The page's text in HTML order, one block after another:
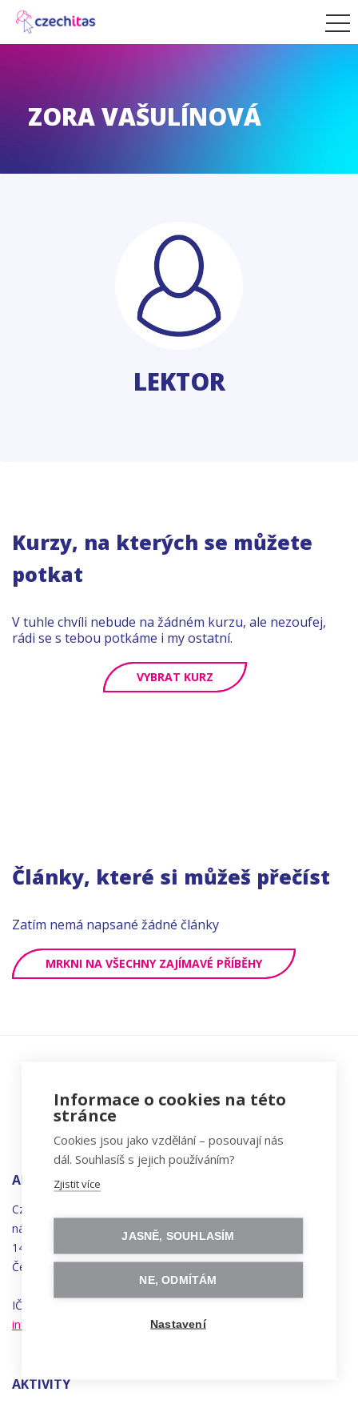
ZORA VAŠULÍNOVÁ
LEKTOR
Kurzy, na kterých se můžete
potkat
V tuhle chvíli nebude na žádném kurzu, ale nezoufej,
rádi se s tebou potkáme i my ostatní.
VYBRAT KURZ
Články, které si můžeš přečíst
Zatím nemá napsané žádné články
MRKNI NA VŠECHNY ZAJÍMAVÉ PŘÍBĚHY
ADRESA
Czechitas, z.ú.
náměstí
Synků 1748/17
140 00 Praha 4 - Nusle
Česká republika
IČO 22834958 | DIČ CZ22834958
info@czechitas.cz
AKTIVITY
Informace o cookies na této
stránce
Cookies jsou jako vzdělání – posouvají nás
dál. Souhlasíš s jejich používáním?
Zjistit více
JASNĚ, SOUHLASÍM
NE, ODMÍTÁM
Nastavení